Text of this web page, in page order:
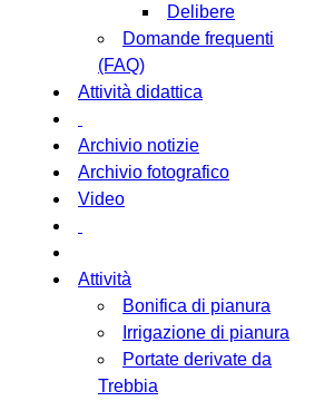
Delibere
Domande frequenti
(FAQ)
Attività didattica
Archivio notizie
Archivio fotografico
Video
Attività
Bonifica di pianura
Irrigazione di pianura
Portate derivate da
Trebbia